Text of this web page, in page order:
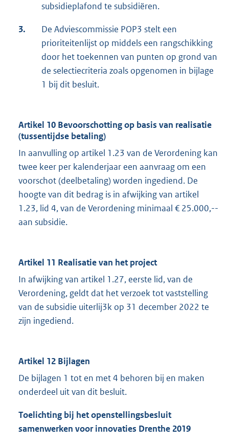
subsidieplafond te subsidiëren.
3.
De Adviescommissie POP3 stelt een
prioriteitenlijst op middels een rangschikking
door het toekennen van punten op grond van
de selectiecriteria zoals opgenomen in bijlage
1 bij dit besluit.
Artikel 10 Bevoorschotting op basis van realisatie
(tussentijdse betaling)
In aanvulling op artikel 1.23 van de Verordening kan
twee keer per kalenderjaar een aanvraag om een
voorschot (deelbetaling) worden ingediend. De
hoogte van dit bedrag is in afwijking van artikel
1.23, lid 4, van de Verordening minimaal € 25.000,--
aan subsidie.
Artikel 11 Realisatie van het project
In afwijking van artikel 1.27, eerste lid, van de
Verordening, geldt dat het verzoek tot vaststelling
van de subsidie uiterlij3k op 31 december 2022 te
zijn ingediend.
Artikel 12 Bijlagen
De bijlagen 1 tot en met 4 behoren bij en maken
onderdeel uit van dit besluit.
Toelichting bij het openstellingsbesluit
samenwerken voor innovaties Drenthe 2019